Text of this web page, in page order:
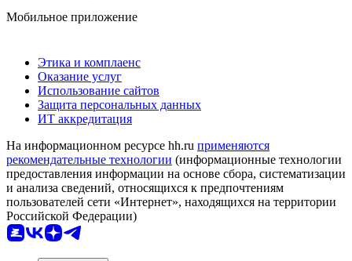
Мобильное приложение
Этика и комплаенс
Оказание услуг
Использование сайтов
Защита персональных данных
ИТ аккредитация
На информационном ресурсе hh.ru применяются
рекомендательные технологии (информационные технологии
предоставления информации на основе сбора, систематизации
и анализа сведений, относящихся к предпочтениям
пользователей сети «Интернет», находящихся на территории
Российской Федерации)